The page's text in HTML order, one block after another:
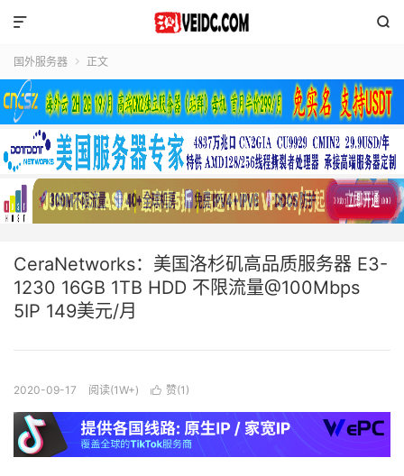


国外服务器  正文
CeraNetworks：美国洛杉矶高品质服务器 E3-
1230 16GB 1TB HDD 不限流量@100Mbps
5IP 149美元/月
2020-09-17 阅读(1W+)  赞(1 )